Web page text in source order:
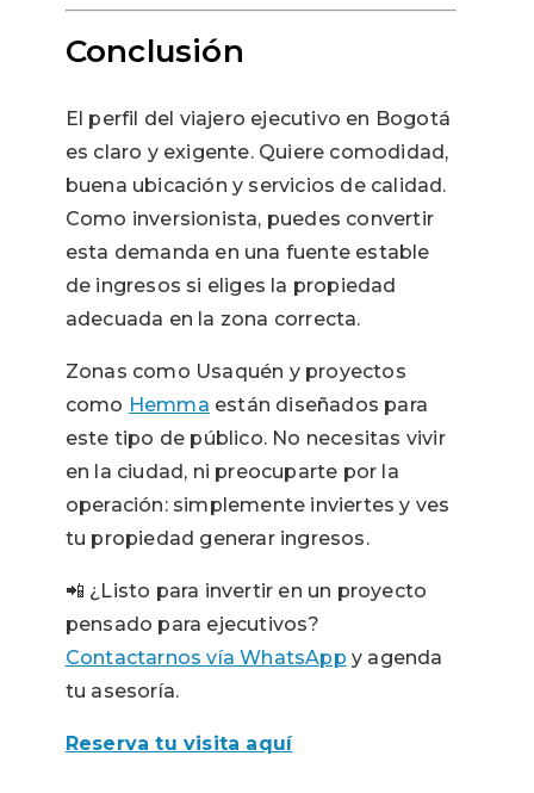
Conclusión
El perfil del viajero ejecutivo en Bogotá
es claro y exigente. Quiere comodidad,
buena ubicación y servicios de calidad.
Como inversionista, puedes convertir
esta demanda en una fuente estable
de ingresos si eliges la propiedad
adecuada en la zona correcta.
Zonas como Usaquén y proyectos
como Hemma están diseñados para
este tipo de público. No necesitas vivir
en la ciudad, ni preocuparte por la
operación: simplemente inviertes y ves
tu propiedad generar ingresos.
📲 ¿Listo para invertir en un proyecto
pensado para ejecutivos?
Contactarnos vía WhatsApp y agenda
tu asesoría.
Reserva tu visita aquí